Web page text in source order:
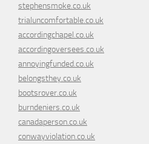
stephensmoke.co.uk
trialuncomfortable.co.uk
accordingchapel.co.uk
accordingoversees.co.uk
annoyingfunded.co.uk
belongsthey.co.uk
bootsrover.co.uk
burndeniers.co.uk
canadaperson.co.uk
conwayviolation.co.uk